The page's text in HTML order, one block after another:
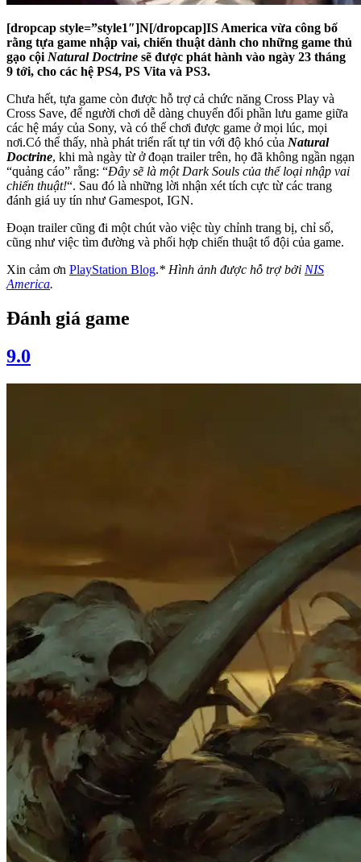
[dropcap style=”style1″]N[/dropcap]IS America vừa công bố
rằng tựa game nhập vai, chiến thuật dành cho những game thủ
gạo cội Natural Doctrine sẽ được phát hành vào ngày 23 tháng
9 tới, cho các hệ PS4, PS Vita và PS3.
Chưa hết, tựa game còn được hỗ trợ cả chức năng Cross Play và
Cross Save, để người chơi dễ dàng chuyển đổi phần lưu game giữa
các hệ máy của Sony, và có thể chơi được game ở mọi lúc, mọi
nơi.Có thể thấy, nhà phát triển rất tự tin với độ khó của Natural
Doctrine, khi mà ngày từ ở đoạn trailer trên, họ đã không ngần ngạn
“quảng cáo” rằng: “Đây sẽ là một Dark Souls của thể loại nhập vai
chiến thuật!“. Sau đó là những lời nhận xét tích cực từ các trang
đánh giá uy tín như Gamespot, IGN.
Đoạn trailer cũng đi một chút vào việc tùy chỉnh trang bị, chỉ số,
cũng như việc tìm đường và phối hợp chiến thuật tổ đội của game.
Xin cảm ơn PlayStation Blog.* Hình ảnh được hỗ trợ bởi NIS
America.
Đánh giá game
9.0